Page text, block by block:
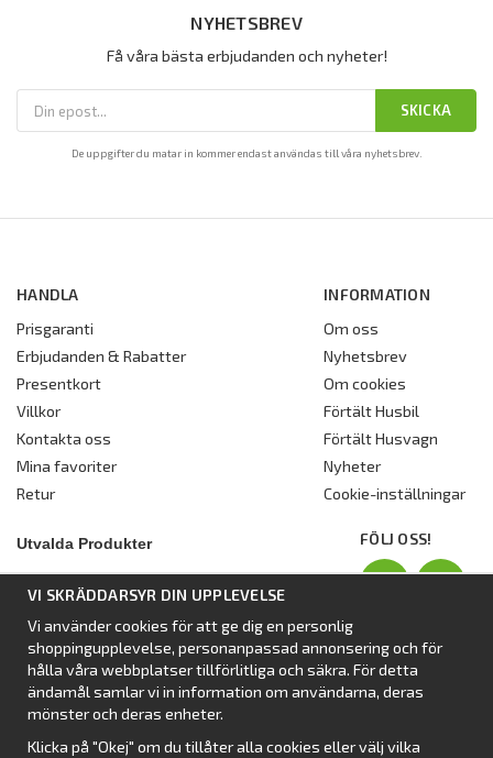
NYHETSBREV
Få våra bästa erbjudanden och nyheter!
SKICKA
De uppgifter du matar in kommer endast användas till våra nyhetsbrev.
HANDLA
Prisgaranti
Erbjudanden & Rabatter
Presentkort
Villkor
Kontakta oss
Mina favoriter
Retur
INFORMATION
Om oss
Nyhetsbrev
Om cookies
Förtält Husbil
Förtält Husvagn
Nyheter
Cookie-inställningar
Utvalda Produkter
Dometic Stuga Rest
Isabellas Året runt tält Villa
Förtält från Dometic
Förtält Isabella
Förtält från SvenskaTält
Nyhet: Campingtält
FÖLJ OSS!
VI SKRÄDDARSYR DIN UPPLEVELSE
Vi använder cookies för att ge dig en personlig
shoppingupplevelse, personanpassad annonsering och för
hålla våra webbplatser tillförlitliga och säkra. För detta
ändamål samlar vi in information om användarna, deras
mönster och deras enheter.
Klicka på "Okej" om du tillåter alla cookies eller välj vilka